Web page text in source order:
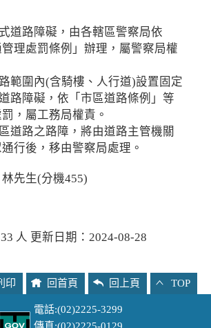
道路障礙，由各轄區警察局依
管理處罰條例」辦理，屬警察局權
範圍內(含騎樓、人行道)設置固定
路障礙，依「市區道路條例」等
，屬工務局權責。
道路之路障，將由道路主管機關
行後，移由警察局處理。
先生(分機455)
人 更新日期：2024-08-28
印 回首頁 回上頁 TOP
電話:(02)2225-3299